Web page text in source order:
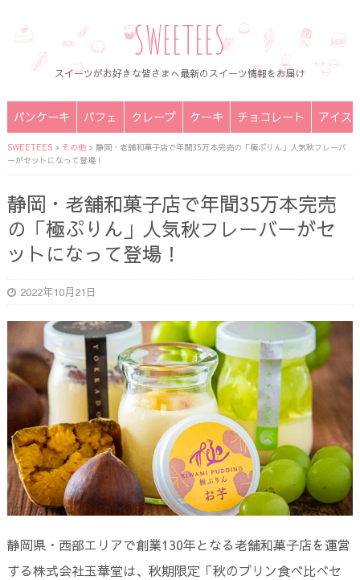
SWEETEES
スイーツがお好きな皆さまへ最新のスイーツ情報をお届け
パンケーキ パフェ クレープ ケーキ チョコレート アイス
SWEETEES> その他> 静岡・老舗和菓子店で年間35万本完売の「極ぷりん」人気秋フレーバ
ーがセットになって登場！
静岡・老舗和菓子店で年間35万本完売
の「極ぷりん」人気秋フレーバーがセ
ットになって登場！
2022年10月21日
静岡県・西部エリアで創業130年となる老舗和菓子店を運営
する株式会社玉華堂は、秋期限定「秋のプリン食べ比べセ